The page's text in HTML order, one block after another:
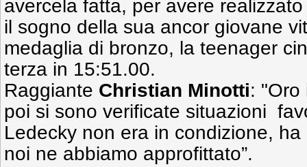
avercela fatta, per avere
il sogno della sua ancor giovane
medaglia di bronzo, la teenager
terza in 15:51.00.
Raggiante Christian Minotti: "Oro
poi si sono verificate situazioni
Ledecky non era in condizione,
noi ne abbiamo approfittato”.